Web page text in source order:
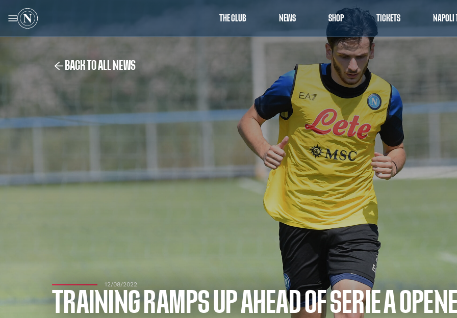
THE CLUB NEWS SHOP TICKETS NAPOLI
BACK TO ALL NEWS
12/08/2022
TRAINING RAMPS UP AHEAD OF SERIE A